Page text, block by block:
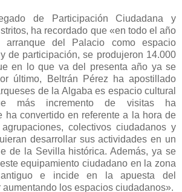
de Participación Ciudadana y
ha recordado que «en todo el año
arranque del Palacio como espacio
de participación, se produjeron 14.000
en lo que va del presenta año ya se
último, Beltrán Pérez ha apostillado
de la Algaba es espacio cultural
más incremento de visitas ha
ha convertido en referente a la hora de
colectivos ciudadanos y
desarrollar sus actividades en un
de la Sevilla histórica. Además, ya se
equipamiento ciudadano en la zona
e incide en la apuesta del
los espacios ciudadanos».